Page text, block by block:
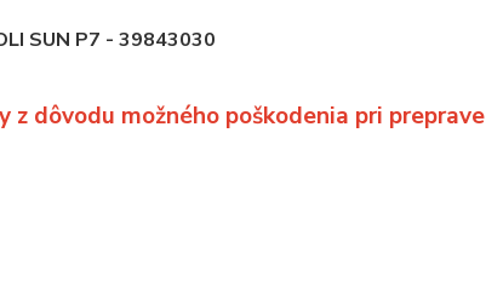
SUN P7 - 39843030
z dôvodu možného poškodenia pri preprave